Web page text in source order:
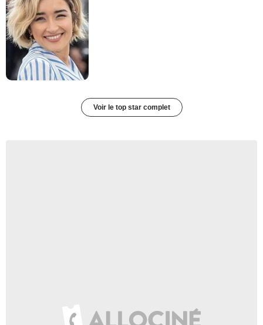
Voir le top star complet